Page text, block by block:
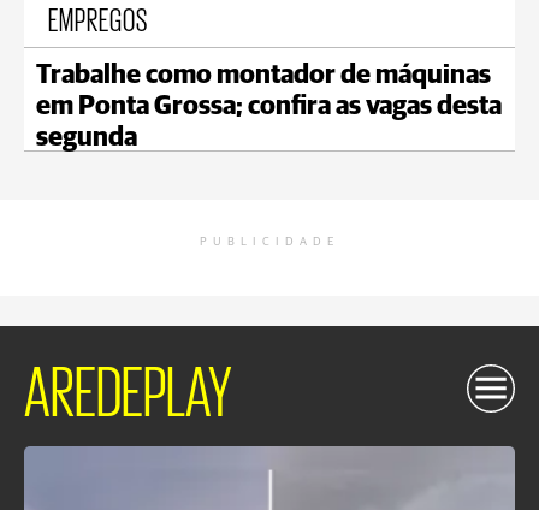
EMPREGOS
Trabalhe como montador de máquinas
em Ponta Grossa; confira as vagas desta
segunda
PUBLICIDADE
AREDEPLAY